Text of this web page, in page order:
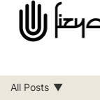
All Posts